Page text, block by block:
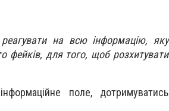
на всю інформацію, яку
для того, щоб розхитувати
поле, дотримуватись